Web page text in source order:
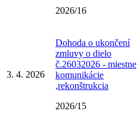
2026/16
3. 4. 2026
Dohoda o ukončení
zmluvy o dielo
č.26032026 - miestne
komunikácie
,rekonštrukcia
2026/15